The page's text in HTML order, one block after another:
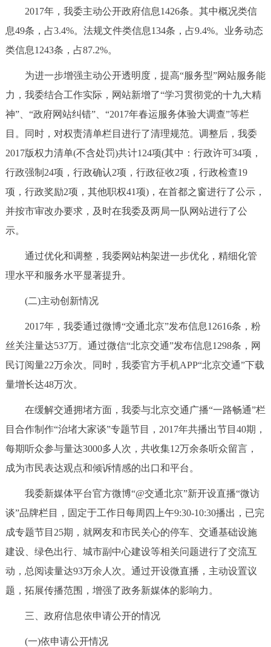
2017年，我委主动公开政府信息1426条。其中概况类信
息49条，占3.4%。法规文件类信息134条，占9.4%。业务动态
类信息1243条，占87.2%。
为进一步增强主动公开透明度，提高“服务型”网站服务能
力，我委结合工作实际，网站新增了“学习贯彻党的十九大精
神”、“政府网站纠错”、“2017年春运服务体验大调查”等栏
目。同时，对权责清单栏目进行了清理规范。调整后，我委
2017版权力清单(不含处罚)共计124项(其中：行政许可34项，
行政强制24项，行政确认2项，行政征收2项，行政检查19
项，行政奖励2项，其他职权41项)，在首都之窗进行了公示，
并按市审改办要求，及时在我委及两局一队网站进行了公
示。
通过优化和调整，我委网站构架进一步优化，精细化管
理水平和服务水平显著提升。
(二)主动创新情况
2017年，我委通过微博“交通北京”发布信息12616条，粉
丝关注量达537万。通过微信“北京交通”发布信息1298条，网
民订阅量22万余次。同时，我委官方手机APP“北京交通”下载
量增长达48万次。
在缓解交通拥堵方面，我委与北京交通广播“一路畅通”栏
目合作制作“治堵大家谈”专题节目，2017年共播出节目40期，
每期听众参与量达3000多人次，共收集12万余条听众留言，
成为市民表达观点和倾诉情感的出口和平台。
我委新媒体平台官方微博“@交通北京”新开设直播“微访
谈”品牌栏目，固定于工作日每周四上午9:30-10:30播出，已完
成专题节目25期，就网友和市民关心的停车、交通基础设施
建设、绿色出行、城市副中心建设等相关问题进行了交流互
动，总阅读量达93万余人次。通过开设微直播，主动设置议
题，拓展传播范围，增强了政务新媒体的影响力。
三、政府信息依申请公开的情况
(一)依申请公开情况